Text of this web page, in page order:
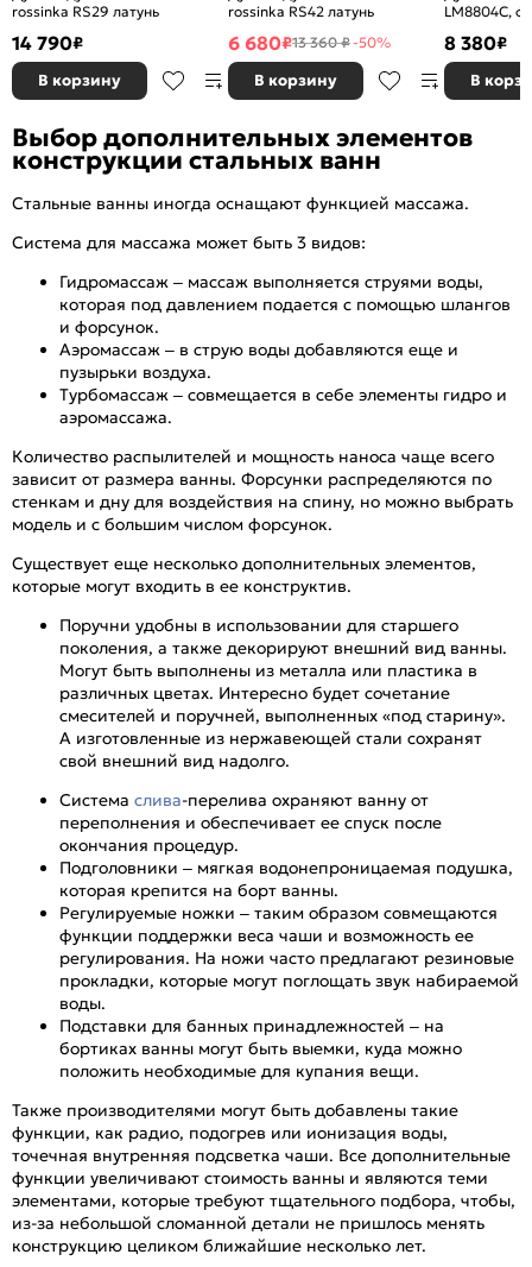
rossinka RS29 латунь
14 790₽
В корзину
rossinka RS42 латунь
6 680₽13 360 ₽-50%
В корзину
LM8804C,
дождь"
8 380₽
В
Выбор дополнительных элементов
конструкции стальных ванн
Стальные ванны иногда оснащают функцией массажа.
Система для массажа может быть 3 видов:
Гидромассаж – массаж выполняется струями воды,
которая под давлением подается с помощью шлангов
и форсунок.
Аэромассаж – в струю воды добавляются еще и
пузырьки воздуха.
Турбомассаж – совмещается в себе элементы гидро и
аэромассажа.
Количество распылителей и мощность наноса чаще всего
зависит от размера ванны. Форсунки распределяются по
стенкам и дну для воздействия на спину, но можно выбрать
модель и с большим числом форсунок.
Существует еще несколько дополнительных элементов,
которые могут входить в ее конструктив.
Поручни удобны в использовании для старшего
поколения, а также декорируют внешний вид ванны.
Могут быть выполнены из металла или пластика в
различных цветах. Интересно будет сочетание
смесителей и поручней, выполненных «под старину».
А изготовленные из нержавеющей стали сохранят
свой внешний вид надолго.
Система слива-перелива охраняют ванну от
переполнения и обеспечивает ее спуск после
окончания процедур.
Подголовники – мягкая водонепроницаемая подушка,
которая крепится на борт ванны.
Регулируемые ножки – таким образом совмещаются
функции поддержки веса чаши и возможность ее
регулирования. На ножи часто предлагают резиновые
прокладки, которые могут поглощать звук набираемой
воды.
Подставки для банных принадлежностей – на
бортиках ванны могут быть выемки, куда можно
положить необходимые для купания вещи.
Также производителями могут быть добавлены такие
функции, как радио, подогрев или ионизация воды,
точечная внутренняя подсветка чаши. Все дополнительные
функции увеличивают стоимость ванны и являются теми
элементами, которые требуют тщательного подбора, чтобы,
из-за небольшой сломанной детали не пришлось менять
конструкцию целиком ближайшие несколько лет.